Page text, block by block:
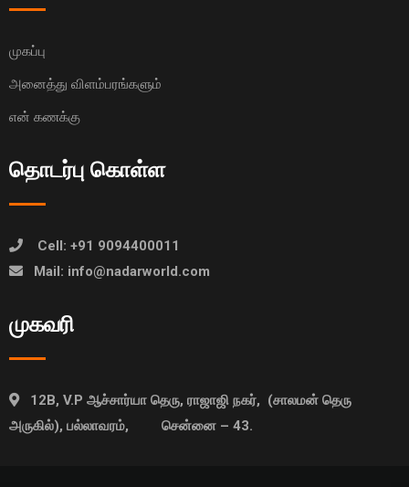
முகப்பு
அனைத்து விளம்பரங்களும்
என் கணக்கு
தொடர்பு கொள்ள
Cell: +91 9094400011
Mail: info@nadarworld.com
முகவரி
12B, V.P ஆச்சார்யா தெரு, ராஜாஜி நகர், (சாலமன் தெரு
அருகில்), பல்லாவரம், சென்னை – 43.